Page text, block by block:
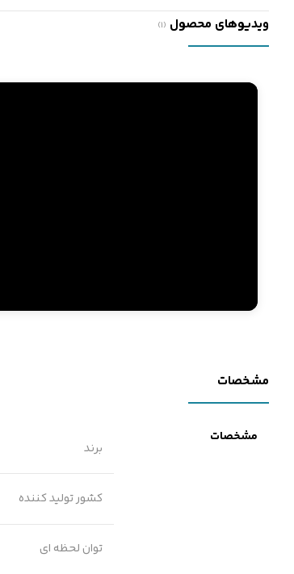
ویدیوهای محصول (1)
مشخصات
مشخصات
برند
کشور تولید کننده
توان لحظه ای